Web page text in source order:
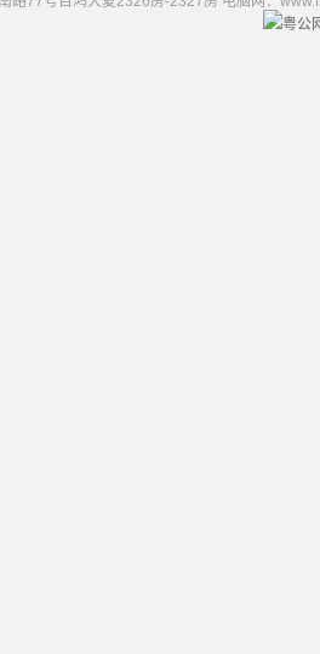
粤公